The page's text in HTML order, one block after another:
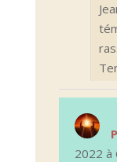
2022 à